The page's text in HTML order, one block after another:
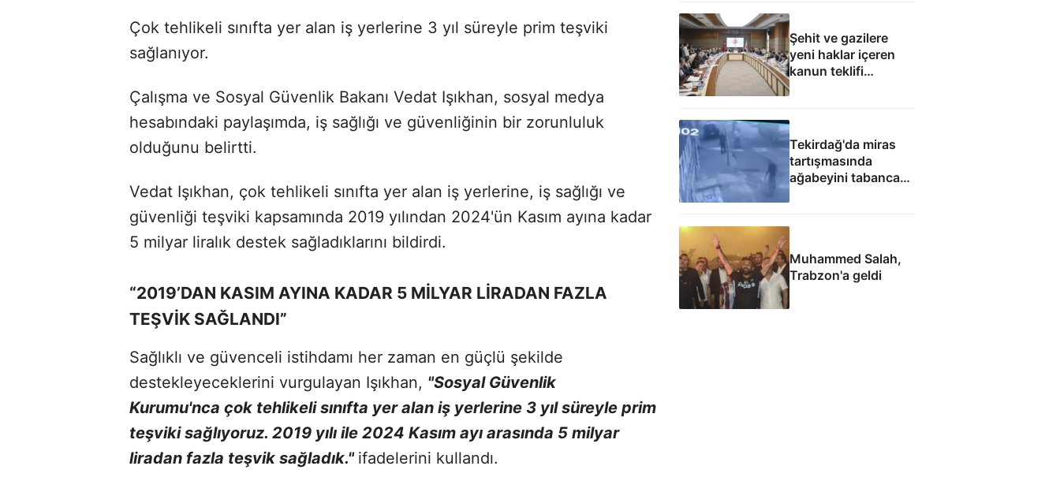
Çok tehlikeli sınıfta yer alan iş yerlerine 3 yıl süreyle prim teşviki
sağlanıyor.
Çalışma ve Sosyal Güvenlik Bakanı Vedat Işıkhan, sosyal medya
hesabındaki paylaşımda, iş sağlığı ve güvenliğinin bir zorunluluk
olduğunu belirtti.
Vedat Işıkhan, çok tehlikeli sınıfta yer alan iş yerlerine, iş sağlığı ve
güvenliği teşviki kapsamında 2019 yılından 2024'ün Kasım ayına kadar
5 milyar liralık destek sağladıklarını bildirdi.
“2019’DAN KASIM AYINA KADAR 5 MİLYAR LİRADAN FAZLA
TEŞVİK SAĞLANDI”
Sağlıklı ve güvenceli istihdamı her zaman en güçlü şekilde
destekleyeceklerini vurgulayan Işıkhan, "Sosyal Güvenlik
Kurumu'nca çok tehlikeli sınıfta yer alan iş yerlerine 3 yıl süreyle prim
teşviki sağlıyoruz. 2019 yılı ile 2024 Kasım ayı arasında 5 milyar
liradan fazla teşvik sağladık." ifadelerini kullandı.
Şehit ve gazilere
yeni haklar içeren
kanun teklifi
komisyondan geçti
Tekirdağ'da miras
tartışmasında
ağabeyini tabanca
Muhammed Salah,
Trabzon'a geldi